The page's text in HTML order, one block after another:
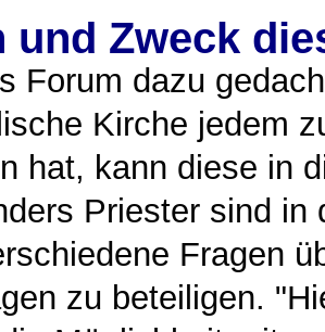
und Zweck
Forum dazu
Kirche jedem
hat, kann diese in
Priester sind in
Fragen
zu beteiligen.